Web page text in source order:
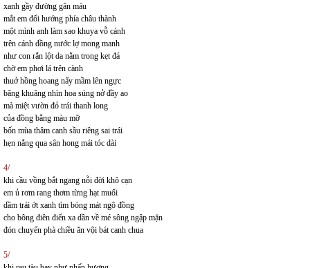
xanh gầy đường gân máu
mắt em đổi hướng phía châu thành
một mình anh làm sao khuya vỗ cánh
trên cánh đồng nước lợ mong manh
như con rắn lột da nằm trong kẹt đá
chờ em phơi lá trên cành
thuở hồng hoang nẩy mầm lên ngực
bâng khuâng nhìn hoa súng nở đầy ao
mà miệt vườn đỏ trái thanh long
của đồng bằng màu mỡ
bốn mùa thâm canh sầu riêng sai trái
hẹn nắng qua sân hong mái tóc dài
4/
khi cầu vồng bắt ngang nỗi đời khô cạn
em ủ rơm rang thơm từng hạt muối
dầm trái ớt xanh tìm bóng mát ngô đồng
cho bông điên điển xa dần về mé sông ngập mặn
đón chuyển phà chiều ăn vội bát canh chua
5/